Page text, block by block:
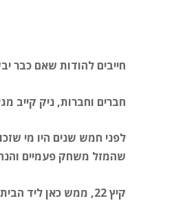
חייבים להודות שאם כבר
חברים וחברות, ניק קייב
לפני חמש שנים היו מי
שהמזל משחק פעמיים
קיץ 22, ממש כאן ליד הבית.